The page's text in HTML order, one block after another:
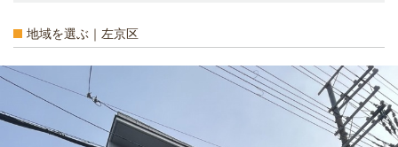
地域を選ぶ｜左京区